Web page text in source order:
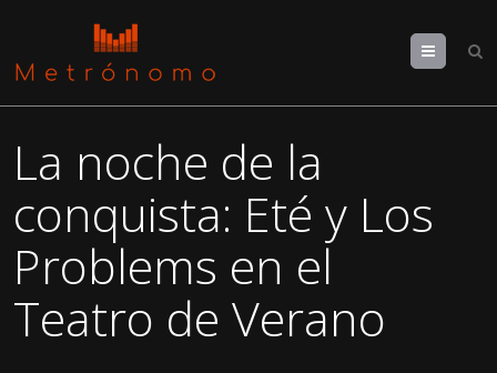
Menu
La noche de la
conquista: Eté y Los
Problems en el
Teatro de Verano